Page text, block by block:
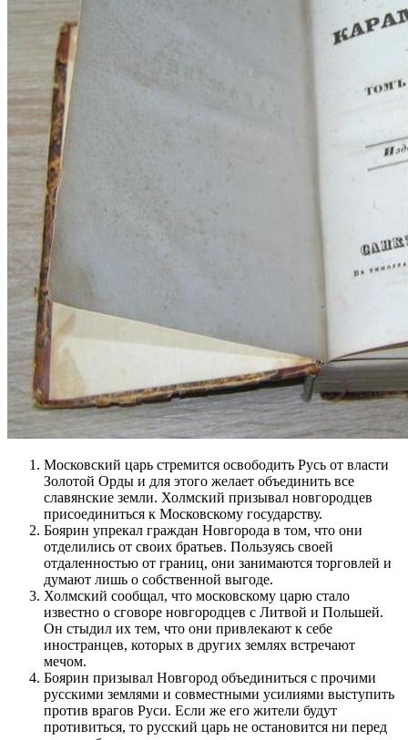
Московский царь стремится освободить Русь от власти
Золотой Орды и для этого желает объединить все
славянские земли. Холмский призывал новгородцев
присоединиться к Московскому государству.
Боярин упрекал граждан Новгорода в том, что они
отделились от своих братьев. Пользуясь своей
отдаленностью от границ, они занимаются торговлей и
думают лишь о собственной выгоде.
Холмский сообщал, что московскому царю стало
известно о сговоре новгородцев с Литвой и Польшей.
Он стыдил их тем, что они привлекают к себе
иностранцев, которых в других землях встречают
мечом.
Боярин призывал Новгород объединиться с прочими
русскими землями и совместными усилиями выступить
против врагов Руси. Если же его жители будут
противиться, то русский царь не остановится ни перед